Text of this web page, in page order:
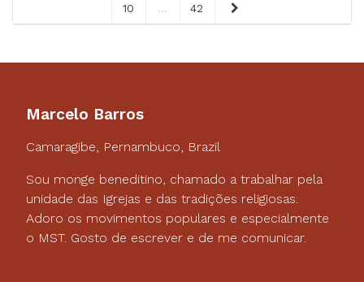
10 ... 42
Marcelo Barros
Camaragibe, Pernambuco, Brazil
Sou monge beneditino, chamado a trabalhar pela
unidade das Igrejas e das tradições religiosas.
Adoro os movimentos populares e especialmente
o MST. Gosto de escrever e de me comunicar.